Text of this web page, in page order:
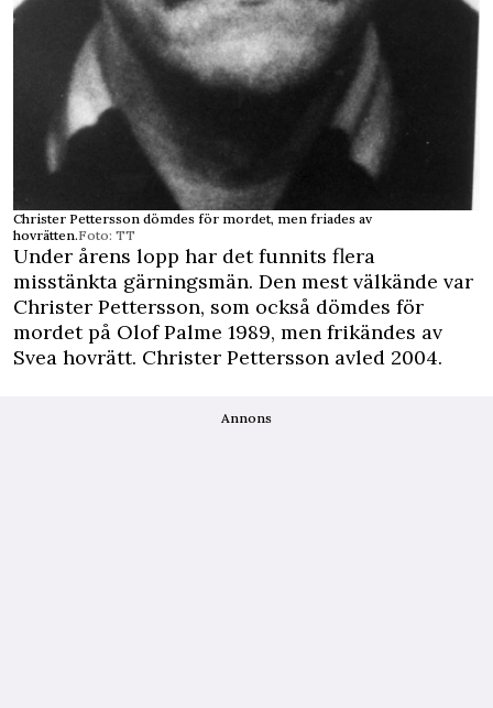
Christer Pettersson dömdes för mordet, men friades av
hovrätten.Foto: TT
Under årens lopp har det funnits flera
misstänkta gärningsmän. Den mest välkände var
Christer Pettersson, som också dömdes för
mordet på Olof Palme 1989, men frikändes av
Svea hovrätt. Christer Pettersson avled 2004.
Annons